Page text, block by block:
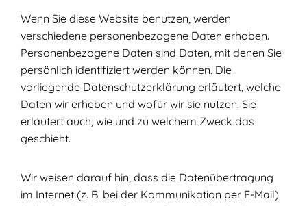
Wenn Sie diese Website benutzen, werden
verschiedene personenbezogene Daten erhoben.
Personenbezogene Daten sind Daten, mit denen Sie
persönlich identifiziert werden können. Die
vorliegende Datenschutzerklärung erläutert, welche
Daten wir erheben und wofür wir sie nutzen. Sie
erläutert auch, wie und zu welchem Zweck das
geschieht.
Wir weisen darauf hin, dass die Datenübertragung
im Internet (z. B. bei der Kommunikation per E-Mail)